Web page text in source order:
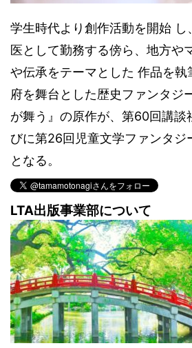
学生時代より創作活動を開始 し
医として勤務する傍ら、地方や
や伝承をテーマとした 作品を
府を舞台とした歴史ファンタジ
が舞う』の原作が、第60回講談
びに第26回児童文学ファンタジ
となる。
LTA出版事業部について